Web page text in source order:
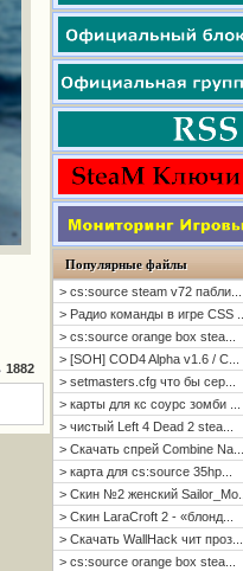
1882
Популярные файлы
> cs:source steam v72 пабли...
> Радио команды в игре CSS ...
> cs:source orange box stea...
> [SOH] COD4 Alpha v1.6 / C...
> setmasters.cfg что бы сер...
> карты для кс соурс зомби ...
> чистый Left 4 Dead 2 stea...
> Скачать спрей Combine Na...
> карта для cs:source 35hp...
> Скин №2 женский Sailor_Mo...
> Скин LaraCroft 2 - «блонд...
> Скачать WallHack чит проз...
> cs:source orange box stea...